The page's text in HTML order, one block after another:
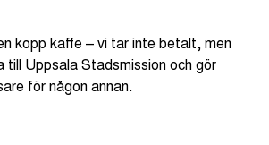
kopp kaffe – vi tar inte betalt, men
till Uppsala Stadsmission och gör
för någon annan.